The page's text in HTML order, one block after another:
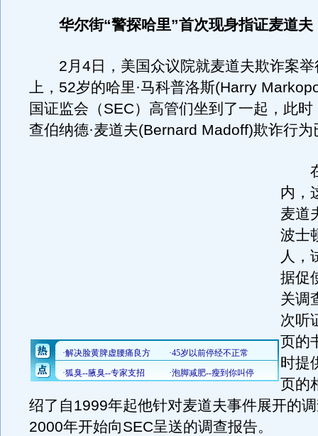
华尔街“警探哈里”首次现身指证麦道夫
2月4日，美国众议院就麦道夫欺诈案举
上，52岁的哈里·马科普洛斯(Harry
国证监会（SEC）高管们坐到了一起，此
查伯纳德·麦道夫(Bernard Madoff)欺诈行为
在
内，
麦道
波士
人，
据促
关调
次听
页的
时提
页的
绍了自1999年起他针对麦道夫事件展开的
2000年开始向SEC呈送的调查报告。